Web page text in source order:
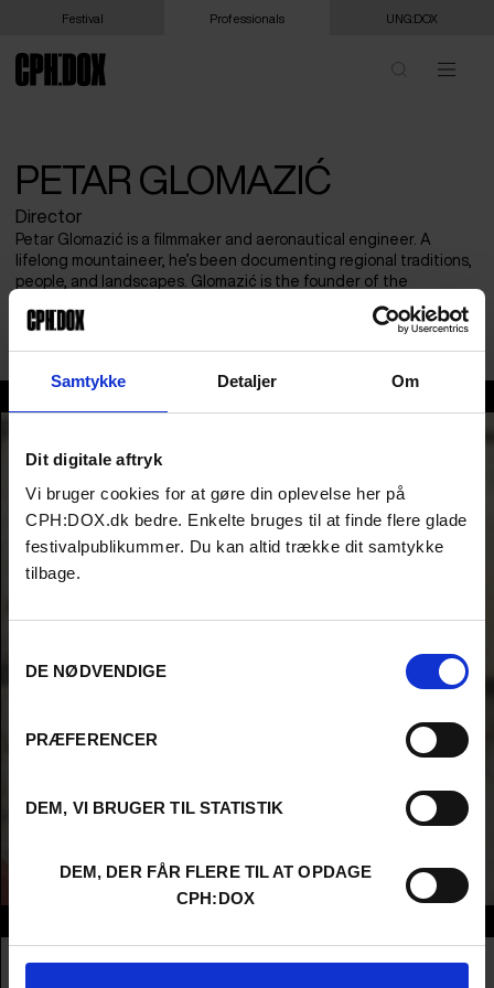
Samtykke Detaljer Om
Dit digitale aftryk
Vi bruger cookies for at gøre din oplevelse her på
CPH:DOX.dk bedre. Enkelte bruges til at finde flere glade
festivalpublikummer. Du kan altid trække dit samtykke
tilbage.
DE NØDVENDIGE
PRÆFERENCER
DEM, VI BRUGER TIL STATISTIK
DEM, DER FÅR FLERE TIL AT OPDAGE
CPH:DOX
Festival Professionals UNG:DOX
PETAR GLOMAZIĆ
Director
Petar Glomazić is a filmmaker and aeronautical engineer. A
lifelong mountaineer, he’s been documenting regional traditions,
people, and landscapes. Glomazić is the founder of the
production company ARDOR FILMS. To Hold a Mountain is his
debut feature film.